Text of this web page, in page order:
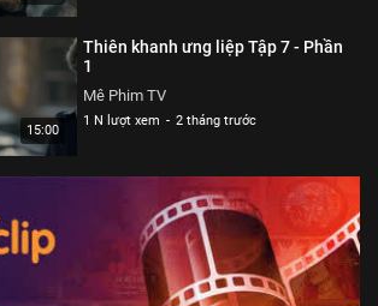
15:00
Thiên khanh ưng liệp Tập 7 - Phần
1
Mê Phim TV
1 N lượt xem - 2 tháng trước